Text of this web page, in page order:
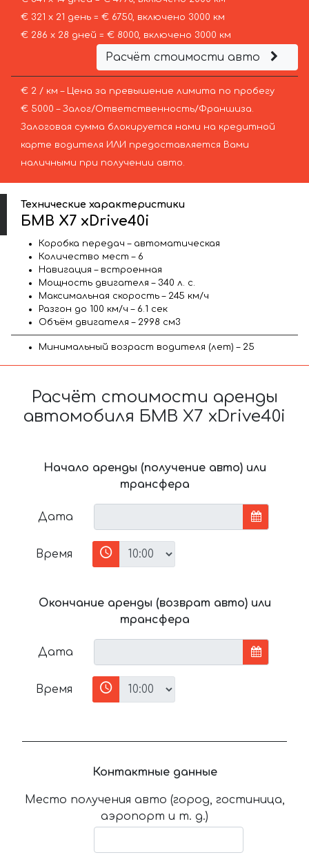
€ 321 х 21 день = € 6750, включено 3000 км
€ 286 х 28 дней = € 8000, включено 3000 км
Расчёт стоимости авто
€ 2 / км – Цена за превышение лимита по пробегу
€ 5000 – Залог/Ответственность/Франшиза.
Залоговая сумма блокируется нами на кредитной
карте водителя ИЛИ предоставляется Вами
наличными при получении авто.
Технические характеристики
БМВ X7 xDrive40i
Коробка передач – автоматическая
Количество мест – 6
Навигация – встроенная
Мощность двигателя – 340 л. с.
Максимальная скорость – 245 км/ч
Разгон до 100 км/ч – 6.1 сек
Объём двигателя – 2998 см3
Минимальный возраст водителя (лет) – 25
Расчёт стоимости аренды
автомобиля БМВ X7 xDrive40i
Начало аренды (получение авто) или
трансфера
Дата
Время
Окончание аренды (возврат авто) или
трансфера
Дата
Время
Контактные данные
Место получения авто (город, гостиница,
аэропорт и т. д.)